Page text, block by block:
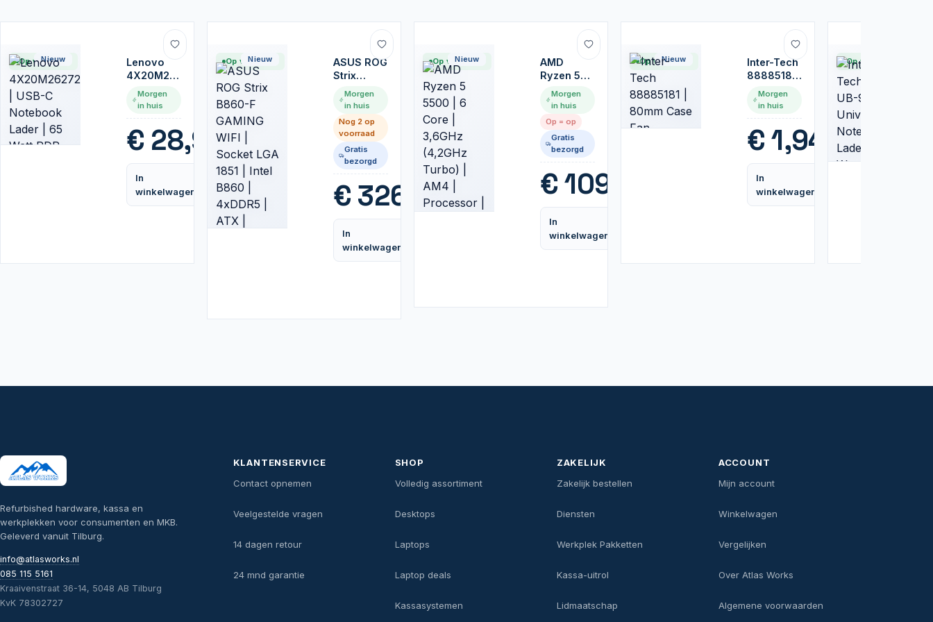
Op voorraad
Nieuw
Lenovo
4X20M26272
| USB-C
Notebook
Watt PDP
Morgen
in huis
€ 28,95
In
winkelwagen
Vergelijk
Op voorraad
Nieuw
ASUS ROG
Strix
B860-F
GAMING
WIFI |
Socket
LGA 1851 |
Intel B860
| 4xDDR5 |
Moederbord
Morgen
in huis
Nog 2 op
voorraad
Gratis
bezorgd
€ 326,99
In
winkelwagen
Op voorraad
Nieuw
AMD
Ryzen 5
5500 | 6
Core |
(4,2GHz
Turbo) |
AM4 |
| CPU
Morgen
in huis
Op = op
Gratis
bezorgd
€109,99
In
winkelwagen
Op voorraad
Nieuw
Inter-Tech
88885181
| 80mm
Case Fan
Morgen
in huis
€1,94
In
winkelwagen
Op voorraad
Refurbished hardware, kassa en
werkplekken voor consumenten en MKB.
Geleverd vanuit Tilburg.
info@atlasworks.nl
085 115 5161
Kraaivenstraat 36-14, 5048 AB Tilburg
KvK 78302727
KLANTENSERVICE
Contact opnemen
Veelgestelde vragen
14 dagen retour
24 mnd garantie
SHOP
Volledig assortiment
Desktops
Laptops
Laptop deals
Kassasystemen
ZAKELIJK
Zakelijk bestellen
Diensten
Werkplek Pakketten
Kassa-uitrol
Lidmaatschap
ACCOUNT
Mijn account
Winkelwagen
Vergelijken
Over Atlas Works
Algemene voorwaarden